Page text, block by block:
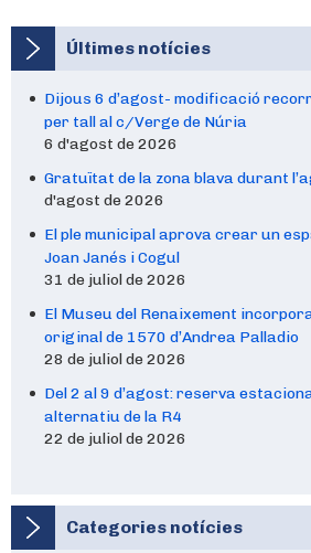
Últimes notícies
Dijous 6 d’agost- modificació
per tall al c/Verge de Núria
6 d'agost de 2026
Gratuïtat de la zona blava durant
d'agost de 2026
El ple municipal aprova crear un
Joan Janés i Cogul
31 de juliol de 2026
El Museu del Renaixement
original de 1570 d’Andrea Palladio
28 de juliol de 2026
Del 2 al 9 d’agost: reserva
alternatiu de la R4
22 de juliol de 2026
Categories notícies